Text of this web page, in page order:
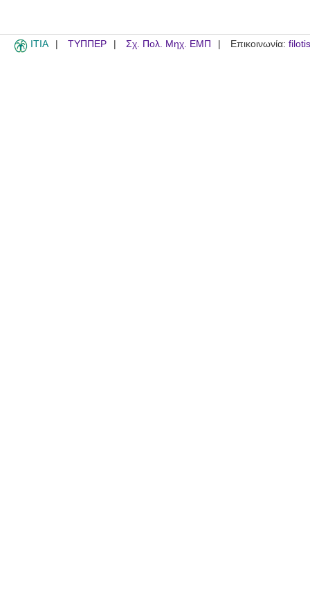
ITIA ΤΥΠΠΕΡ Σχ. Πολ. Μηχ. ΕΜΠ Επικοινωνία: